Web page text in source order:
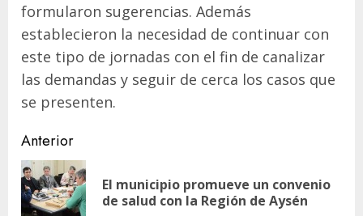
formularon sugerencias. Además
establecieron la necesidad de continuar con
este tipo de jornadas con el fin de canalizar
las demandas y seguir de cerca los casos que
se presenten.
Navegación
de
entradas
Anterior
El municipio promueve un convenio
de salud con la Región de Aysén